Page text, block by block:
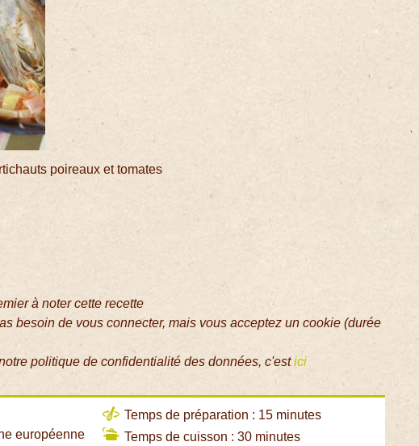
poireaux et tomates
à noter cette recette
besoin de vous connecter, mais vous acceptez un cookie (durée
politique de confidentialité des données, c'estici
européenne
Temps de préparation : 15 minutes
Temps de cuisson : 30 minutes